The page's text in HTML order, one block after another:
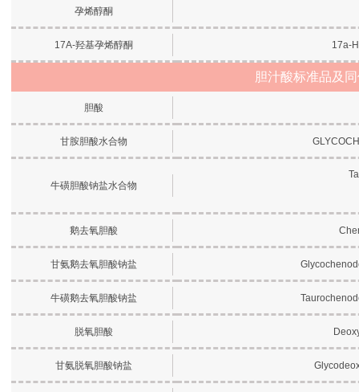
孕烯醇酮
17A-羟基孕烯醇酮 17a-
胆汁酸标准品及
胆酸
甘胺胆酸水合物
牛磺胆酸钠盐水合物
鹅去氧胆酸
甘氨鹅去氧胆酸钠盐
牛磺鹅去氧胆酸钠盐
脱氧胆酸
甘氨脱氧胆酸钠盐